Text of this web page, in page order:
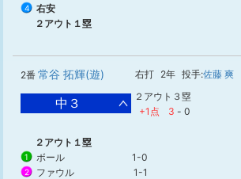
4
右安
２アウト１塁
2番 常谷 拓輝(遊) 右打 2年 投手:佐藤 爽
中３
２アウト３塁
+1点
3 - 0
２アウト１塁
1 ボール 1-0
2 ファウル 1-1